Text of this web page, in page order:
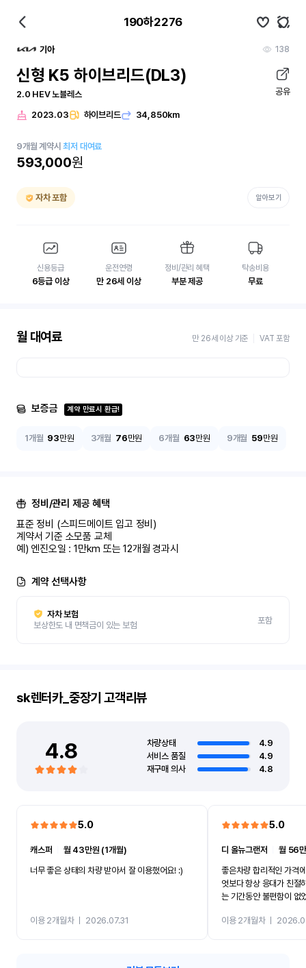
190하2276
기아 138
신형 K5 하이브리드(DL3)
2.0 HEV 노블레스 공유
2023.03 하이브리드 34,850km
9개월 계약시최저 대여료
593,000원
자차 포함 알아보기
신용등급
6등급 이상
운전연령
만 26세 이상
정비/관리 혜택
부분 제공
탁송비용
무료
월 대여료 만 26세 이상 기준 VAT 포함
보증금 계약 만료시 환급!
1개월 93만원 3개월 76만원 6개월 63만원 9개월 59만원
정비/관리 제공 혜택
표준 정비 (스피드메이트 입고 정비)
계약서 기준 소모품 교체
예) 엔진오일 : 1만km 또는 12개월 경과시
계약 선택사항
자차 보험
보상한도 내 면책금이 있는 보험
포함
sk렌터카_중장기 고객리뷰
4.8 차량상태
4.9
서비스 품질
4.9
재구매 의사
4.8
5.0
캐스퍼
월 43만원 (1개월)
너무 좋은 상태의 차량 받아서 잘 이용했어요! :)
이용 2개월차ㅣ 2026.07.31
5.0
디 올뉴그랜저 ㅣ월 56
좋은차량 합리적인 가격
엇보다 항상 응대가 친절
는 기간동안 불편함이 없
카 렌트 고민없이 강추합
이용 2개월차ㅣ